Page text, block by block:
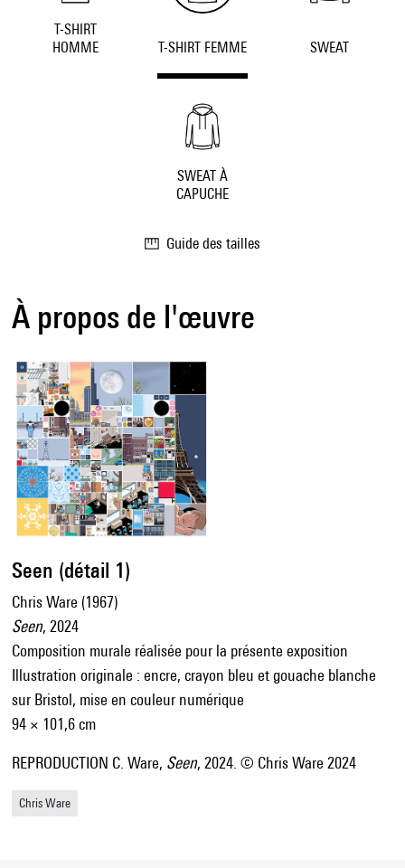
T-SHIRT
HOMME
T-SHIRT FEMME SWEAT
SWEAT À
CAPUCHE
Guide des tailles
À propos de l'œuvre
Seen (détail 1)
Chris Ware (1967)
Seen, 2024
Composition murale réalisée pour la présente exposition
Illustration originale : encre, crayon bleu et gouache blanche
sur Bristol, mise en couleur numérique
94 × 101,6 cm
REPRODUCTION C. Ware, Seen, 2024. © Chris Ware 2024
Chris Ware